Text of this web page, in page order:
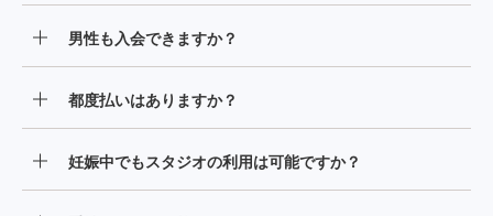
運転免許証などのご本人確認書類と、毎月の月会費を引落
しさせていただくためのクレジットカードをお持ちくださ
い。
男性も入会できますか？
はい。男性もご入会いただけます。
都度払いはありますか？
当店は、月会費制となっております。
妊娠中でもスタジオの利用は可能ですか？